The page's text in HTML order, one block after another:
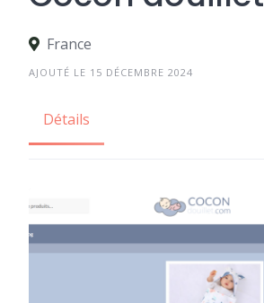
France
AJOUTÉ LE 15 DÉCEMBRE 2024
Détails